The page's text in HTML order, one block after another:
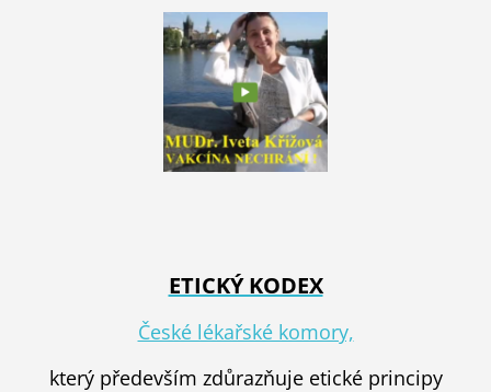
ETICKÝ KODEX
České lékařské komory,
který především zdůrazňuje etické principy